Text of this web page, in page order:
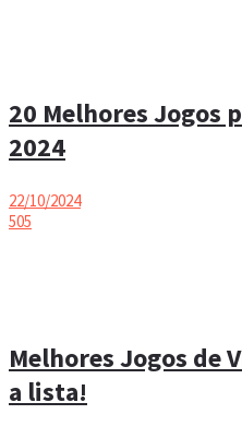
20 Melhores Jogos
2024
22/10/2024
505
Melhores Jogos de
a lista!